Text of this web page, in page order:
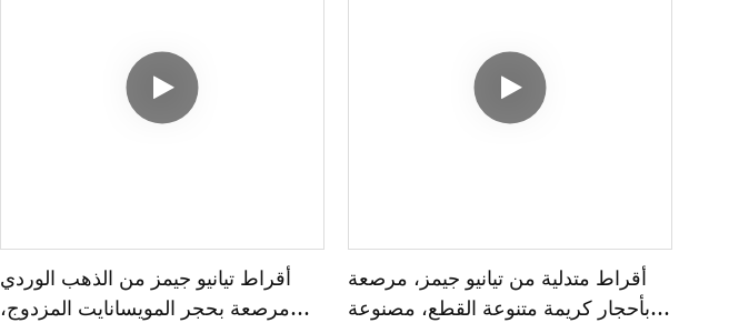
الابتكارات الرائدة، حيث تُوظف فيه أحدث
التقنيات لتلبية متطلبات السوق على نحو
أقراط تيانيو جيمز من الذهب الوردي
مرصعة بحجر المويسانايت المزدوج،
أقراط متدلية من تيانيو جيمز، مرصعة
بأحجار كريمة متنوعة القطع، مصنوعة